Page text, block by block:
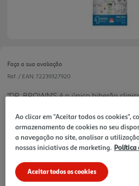
Faça a sua avaliação
Ref. / EAN: 72239327920
"DR. BROWN'S é o único biberão
sistema de ventilação completa que
vácuo e reduz a ingestão de ar.
13.79 €/un
13,79 €
Ao clicar em "Aceitar todos os cookies",
armazenamento de cookies no seu
a navegação no site, analisar a
nossas iniciativas de marketing. Política
Aceitar todos os cookies